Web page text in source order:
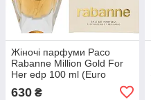
Жіночі парфуми Paco
Rabanne Million Gold For
Her edp 100 ml (Euro
630 ₴